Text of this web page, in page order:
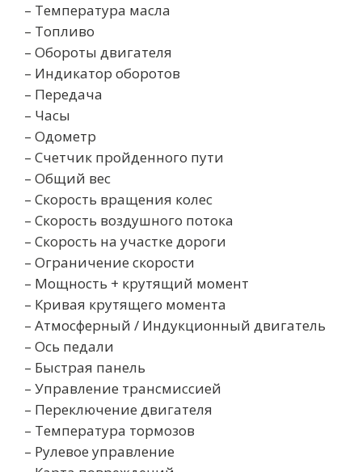
– Температура масла
– Топливо
– Обороты двигателя
– Индикатор оборотов
– Передача
– Часы
– Одометр
– Счетчик пройденного пути
– Общий вес
– Скорость вращения колес
– Скорость воздушного потока
– Скорость на участке дороги
– Ограничение скорости
– Мощность + крутящий момент
– Кривая крутящего момента
– Атмосферный / Индукционный двигатель
– Ось педали
– Быстрая панель
– Управление трансмиссией
– Переключение двигателя
– Температура тормозов
– Рулевое управление